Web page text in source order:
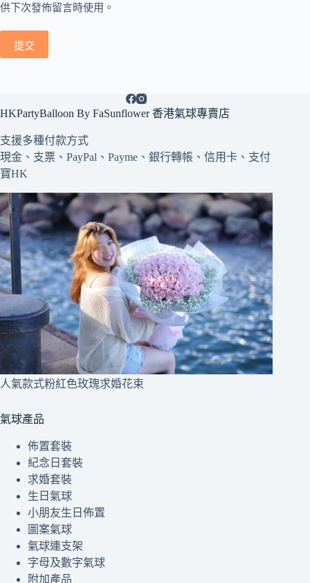
供下次發佈留言時使用。
提交
HKPartyBalloon By FaSunflower 香港氣球專賣店
支援多種付款方式
現金、支票、PayPal、Payme、銀行轉帳、信用卡、支付
寶HK
人氣款式粉紅色玫瑰求婚花束
氣球產品
佈置套裝
紀念日套裝
求婚套裝
生日氣球
小朋友生日佈置
圖案氣球
氣球連支架
字母及數字氣球
附加產品